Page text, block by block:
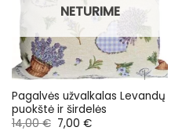
NETURIME
Pagalvės užvalkalas Levandų
puokštė ir širdelės
14,00€ Original
price
7,00 €Current